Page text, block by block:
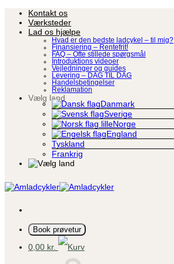
Fortsæt
indhold
Kontakt os
Værksteder
Lad os hjælpe
Hvad er den bedste ladcykel – til mig?
Finansiering – Rentefrit!
FAQ – Ofte stillede spørgsmål
Introduktions videoer
Vejledninger og guides
Levering – DAG TIL DAG
Handelsbetingelser
Reklamation
Vælg land
Danmark
Sverige
Norge
England
Tyskland
Frankrig
Book prøvetur
0,00 kr.